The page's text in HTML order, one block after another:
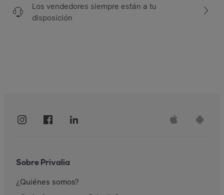
Los vendedores siempre están a tu
disposición
Sobre Privalia
¿Quiénes somos?